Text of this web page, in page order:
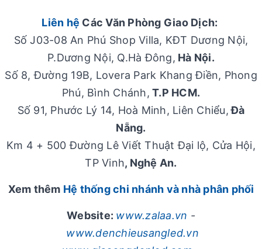
Liên hệ Các Văn Phòng Giao Dịch:
Số J03-08 An Phú Shop Villa, KĐT Dương Nội,
P.Dương Nội, Q.Hà Đông, Hà Nội.
Số 8, Đường 19B, Lovera Park Khang Điền, Phong
Phú, Bình Chánh, T.P HCM.
Số 91, Phước Lý 14, Hoà Minh, Liên Chiểu,Đà
Nẵng.
Km 4 + 500 Đường Lê Viết Thuật Đại lộ, Cửa Hội,
TP Vinh, Nghệ An.
Xem thêm Hệ thống chi nhánh và nhà phân phối
Website: www.zalaa.vn -
www.denchieusangled.vn